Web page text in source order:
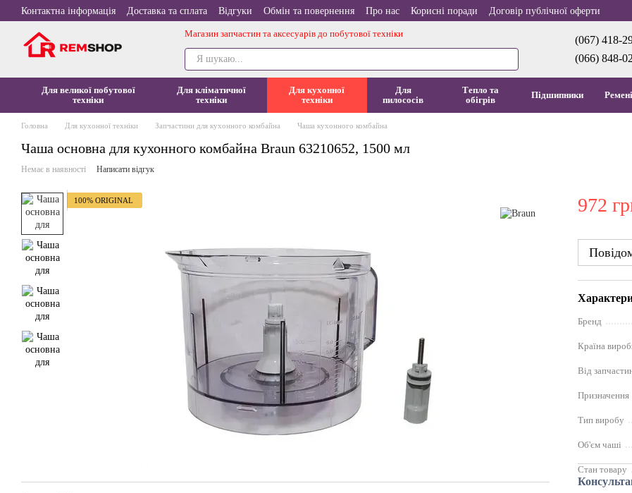
Перейти до основного контенту
Контактна інформація Доставка та сплата Відгуки Обмін та повернення Про нас Корисні поради Договір публічної оферти
Магазин запчастин та аксесуарів до побутової техніки
(067) 418-
(066) 848-
Для великої побутової
техніки
Для кліматичної
техніки
Для кухонної
техніки
Для
пилососів
Тепло та
обігрів
Підшипники Ремені
Головна Для кухонної техніки Запчастини для кухонного комбайна Чаша кухонного комбайна
Чаша основна для кухонного комбайна Braun 63210652, 1500 мл
Немає в наявності Написати відгук
100% ORIGINAL 972
Бренд
Країна
Від
Призначення
Тип виробу
Об'єм чаші
Стан товару